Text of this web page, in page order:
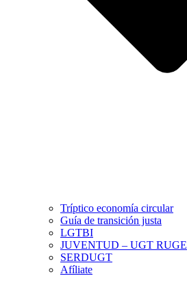
Tríptico economía circular
Guía de transición justa
LGTBI
JUVENTUD – UGT RUGE
SERDUGT
Afíliate